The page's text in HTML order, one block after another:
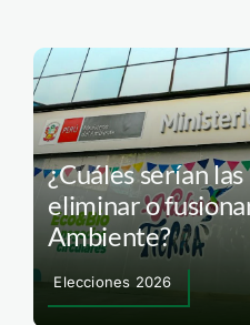
¿Cuáles serían
eliminar o
Ambiente?
Elecciones 2026